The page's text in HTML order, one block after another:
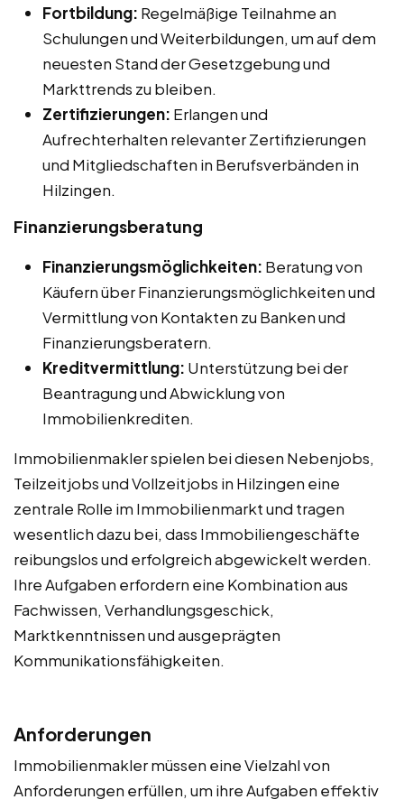
Fortbildung: Regelmäßige Teilnahme an
Schulungen und Weiterbildungen, um auf dem
neuesten Stand der Gesetzgebung und
Markttrends zu bleiben.
Zertifizierungen: Erlangen und
Aufrechterhalten relevanter Zertifizierungen
und Mitgliedschaften in Berufsverbänden in
Hilzingen.
Finanzierungsberatung
Finanzierungsmöglichkeiten: Beratung von
Käufern über Finanzierungsmöglichkeiten und
Vermittlung von Kontakten zu Banken und
Finanzierungsberatern.
Kreditvermittlung: Unterstützung bei der
Beantragung und Abwicklung von
Immobilienkrediten.
Immobilienmakler spielen bei diesen Nebenjobs,
Teilzeitjobs und Vollzeitjobs in Hilzingen eine
zentrale Rolle im Immobilienmarkt und tragen
wesentlich dazu bei, dass Immobiliengeschäfte
reibungslos und erfolgreich abgewickelt werden.
Ihre Aufgaben erfordern eine Kombination aus
Fachwissen, Verhandlungsgeschick,
Marktkenntnissen und ausgeprägten
Kommunikationsfähigkeiten.
Anforderungen
Immobilienmakler müssen eine Vielzahl von
Anforderungen erfüllen, um ihre Aufgaben effektiv